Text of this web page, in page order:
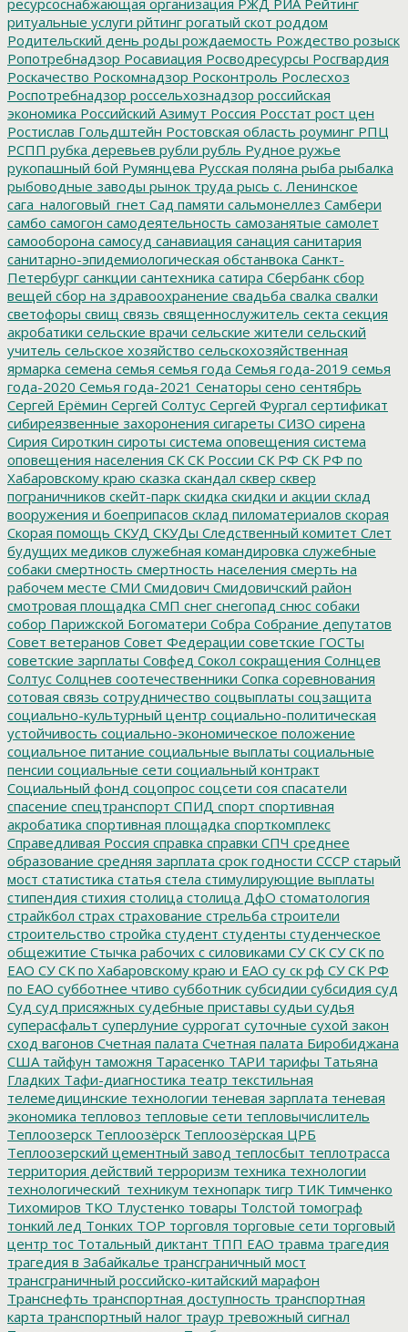
ритуальные услуги рйтинг рогатый скот роддом
Родительский день роды рождаемость Рождество розыск
Ропотребнадзор Росавиация Росводресурсы Росгвардия
Роскачество Роскомнадзор Росконтроль Рослесхоз
Роспотребнадзор россельхознадзор российская
экономика Российский Азимут Россия Росстат рост цен
Ростислав Гольдштейн Ростовская область роуминг РПЦ
РСПП рубка деревьев рубли рубль Рудное ружье
рукопашный бой Румянцева Русская поляна рыба рыбалка
рыбоводные заводы рынок труда рысь с. Ленинское
сага_налоговый_гнет Сад памяти сальмонеллез Самбери
самбо самогон самодеятельность самозанятые самолет
самооборона самосуд санавиация санация санитария
санитарно-эпидемиологическая обстанвока Санкт-
Петербург санкции сантехника сатира Сбербанк сбор
вещей сбор на здравоохранение свадьба свалка свалки
светофоры свищ связь священнослужитель секта секция
акробатики сельские врачи сельские жители сельский
учитель сельское хозяйство сельскохозяйственная
ярмарка семена семья семья года Семья года-2019 семья
года-2020 Семья года-2021 Сенаторы сено сентябрь
Сергей Ерёмин Сергей Солтус Сергей Фургал сертификат
сибиреязвенные захоронения сигареты СИЗО сирена
Сирия Сироткин сироты система оповещения система
оповещения населения СК СК России СК РФ СК РФ по
Хабаровскому краю сказка скандал сквер сквер
пограничников скейт-парк скидка скидки и акции склад
вооружения и боеприпасов склад пиломатериалов скорая
Скорая помощь СКУД СКУДы Следственный комитет Слет
будущих медиков служебная командировка служебные
собаки смертность смертность населения смерть на
рабочем месте СМИ Смидович Смидовичский район
смотровая площадка СМП снег снегопад снюс собаки
собор Парижской Богоматери Собра Собрание депутатов
Совет ветеранов Совет Федерации советские ГОСТы
советские зарплаты Совфед Сокол сокращения Солнцев
Солтус Солцнев соотечественники Сопка соревнования
сотовая связь сотрудничество соцвыплаты соцзащита
социально-культурный центр социально-политическая
устойчивость социально-экономическое положение
социальное питание социальные выплаты социальные
пенсии социальные сети социальный контракт
Социальный фонд соцопрос соцсети соя спасатели
спасение спецтранспорт СПИД спорт спортивная
акробатика спортивная площадка спорткомплекс
Справедливая Россия справка справки СПЧ среднее
образование средняя зарплата срок годности СССР старый
мост статистика статья стела стимулирующие выплаты
стипендия стихия столица столица ДфО стоматология
страйкбол страх страхование стрельба строители
строительство стройка студент студенты студенческое
общежитие Стычка рабочих с силовиками СУ СК СУ СК по
ЕАО СУ СК по Хабаровскому краю и ЕАО су ск рф СУ СК РФ
по ЕАО субботнее чтиво субботник субсидии субсидия суд
Суд суд присяжных судебные приставы судьи судья
суперасфальт суперлуние суррогат суточные сухой закон
сход вагонов Счетная палата Счетная палата Биробиджана
США тайфун таможня Тарасенко ТАРИ тарифы Татьяна
Гладких Тафи-диагностика театр текстильная
телемедицинские технологии теневая зарплата теневая
экономика тепловоз тепловые сети тепловычислитель
Теплоозерск Теплоозёрск Теплоозёрская ЦРБ
Теплоозерский цементный завод теплосбыт теплотрасса
территория действий терроризм техника технологии
технологический_техникум технопарк тигр ТИК Тимченко
Тихомиров ТКО Тлустенко товары Толстой томограф
тонкий лед Тонких ТОР торговля торговые сети торговый
центр тос Тотальный диктант ТПП ЕАО травма трагедия
трагедия в Забайкалье трансграничный мост
трансграничный российско-китайский марафон
Транснефть транспортная доступность транспортная
карта транспортный налог траур тревожный сигнал